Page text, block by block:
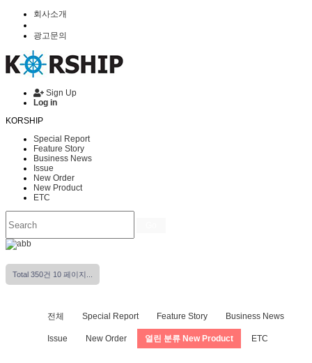
회사소개
광고문의
Sign Up
Log in
KORSHIP
Special Report
Feature Story
Business News
Issue
New Order
New Product
ETC
Total 350건 10 페이지...
전체 Special Report Feature Story Business News
Issue New Order 열린 분류 New Product ETC